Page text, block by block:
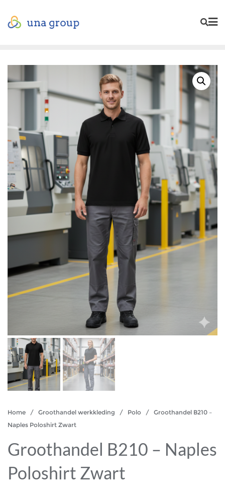
Home / Groothandel werkkleding / Polo / Groothandel B210 –
Naples Poloshirt Zwart
Groothandel B210 – Naples
Poloshirt Zwart